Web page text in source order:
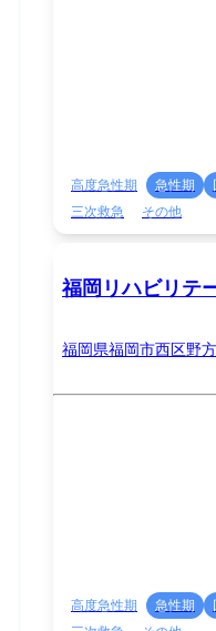
高度急性期 急性期
三次救急
その他
福岡リハビリテ
福岡県福岡市西区野
高度急性期 急性期